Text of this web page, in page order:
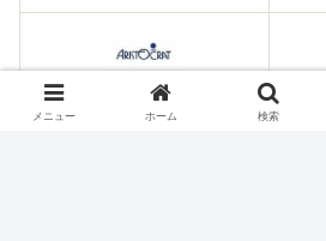
アリストクラート
メニュー ホーム 検索